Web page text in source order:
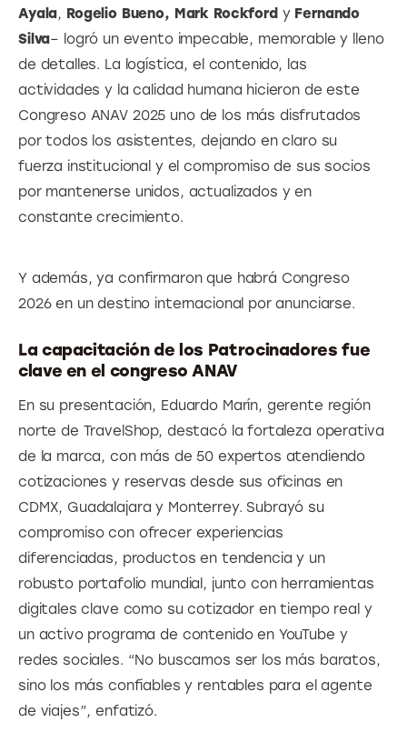
Ayala, Rogelio Bueno, Mark Rockford y Fernando
Silva– logró un evento impecable, memorable y lleno
de detalles. La logística, el contenido, las
actividades y la calidad humana hicieron de este
Congreso ANAV 2025 uno de los más disfrutados
por todos los asistentes, dejando en claro su
fuerza institucional y el compromiso de sus socios
por mantenerse unidos, actualizados y en
constante crecimiento.
Y además, ya confirmaron que habrá Congreso
2026 en un destino internacional por anunciarse.
La capacitación de los Patrocinadores fue
clave en el congreso ANAV
En su presentación, Eduardo Marín, gerente región
norte de TravelShop, destacó la fortaleza operativa
de la marca, con más de 50 expertos atendiendo
cotizaciones y reservas desde sus oficinas en
CDMX, Guadalajara y Monterrey. Subrayó su
compromiso con ofrecer experiencias
diferenciadas, productos en tendencia y un
robusto portafolio mundial, junto con herramientas
digitales clave como su cotizador en tiempo real y
un activo programa de contenido en YouTube y
redes sociales. “No buscamos ser los más baratos,
sino los más confiables y rentables para el agente
de viajes”, enfatizó.